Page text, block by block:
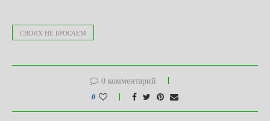
СВОИХ НЕ БРОСАЕМ
0 комментарий
0